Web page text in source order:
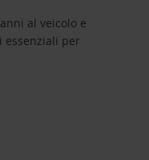
al veicolo e
essenziali per